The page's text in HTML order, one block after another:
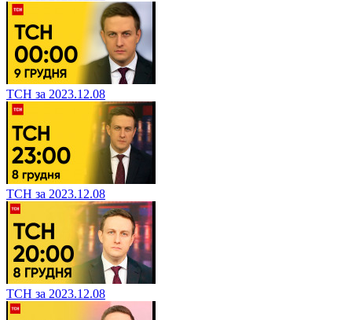
ТСН за 2023.12.08
ТСН за 2023.12.08
ТСН за 2023.12.08